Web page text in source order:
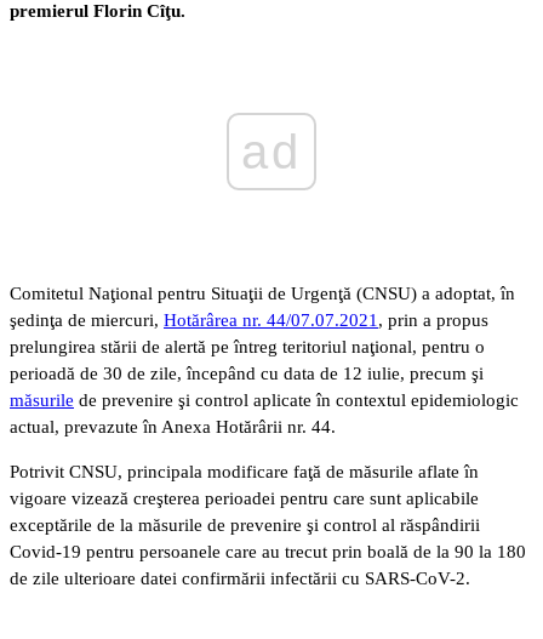
premierul Florin Cîţu.
ad
Comitetul Naţional pentru Situaţii de Urgenţă (CNSU) a adoptat, în
şedinţa de miercuri, Hotărârea nr. 44/07.07.2021 , prin a propus
prelungirea stării de alertă pe întreg teritoriul naţional, pentru o
perioadă de 30 de zile, începând cu data de 12 iulie, precum şi
măsurile de prevenire şi control aplicate în contextul epidemiologic
actual, prevazute în Anexa Hotărârii nr. 44.
Potrivit CNSU, principala modificare faţă de măsurile aflate în
vigoare vizează creşterea perioadei pentru care sunt aplicabile
exceptările de la măsurile de prevenire şi control al răspândirii
Covid-19 pentru persoanele care au trecut prin boală de la 90 la 180
de zile ulterioare datei confirmării infectării cu SARS-CoV-2.